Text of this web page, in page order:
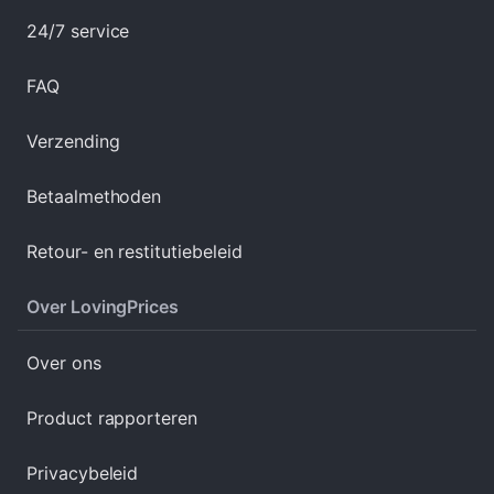
24/7 service
FAQ
Verzending
Betaalmethoden
Retour- en restitutiebeleid
Over LovingPrices
Over ons
Product rapporteren
Privacybeleid